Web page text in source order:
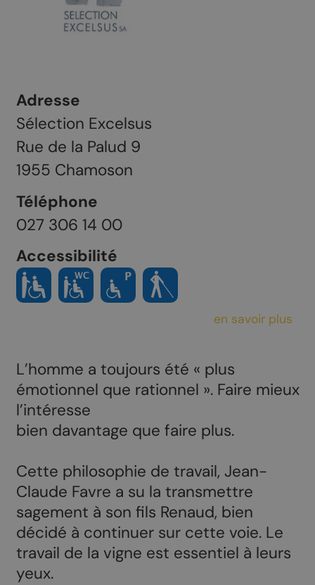
Adresse
Sélection Excelsus
Rue de la Palud 9
1955 Chamoson
Téléphone
027 306 14 00
Accessibilité
en savoir plus
L’homme a toujours été « plus
émotionnel que rationnel ». Faire mieux
l’intéresse
bien davantage que faire plus.
Cette philosophie de travail, Jean-
Claude Favre a su la transmettre
sagement à son fils Renaud, bien
décidé à continuer sur cette voie. Le
travail de la vigne est essentiel à leurs
yeux.